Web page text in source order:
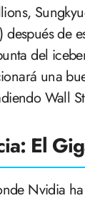
después de
del
una
Wall
El
Nvidia